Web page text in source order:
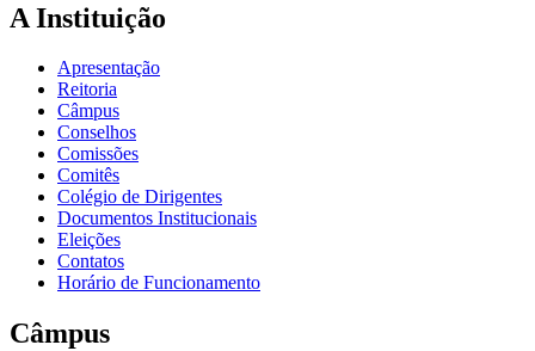
A Instituição
Apresentação
Reitoria
Câmpus
Conselhos
Comissões
Comitês
Colégio de Dirigentes
Documentos Institucionais
Eleições
Contatos
Horário de Funcionamento
Câmpus